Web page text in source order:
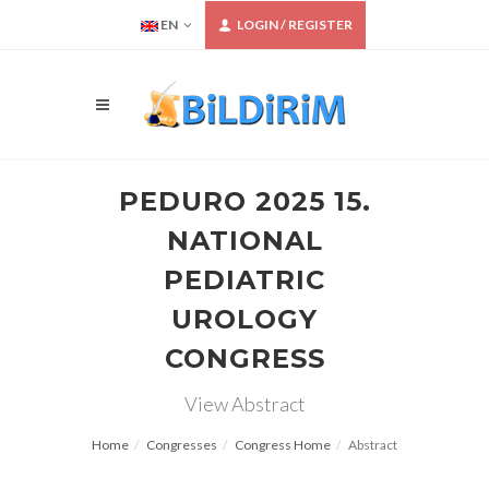
EN LOGIN / REGISTER
PEDURO 2025 15.
NATIONAL
PEDIATRIC
UROLOGY
CONGRESS
View Abstract
Home Congresses Congress Home Abstract